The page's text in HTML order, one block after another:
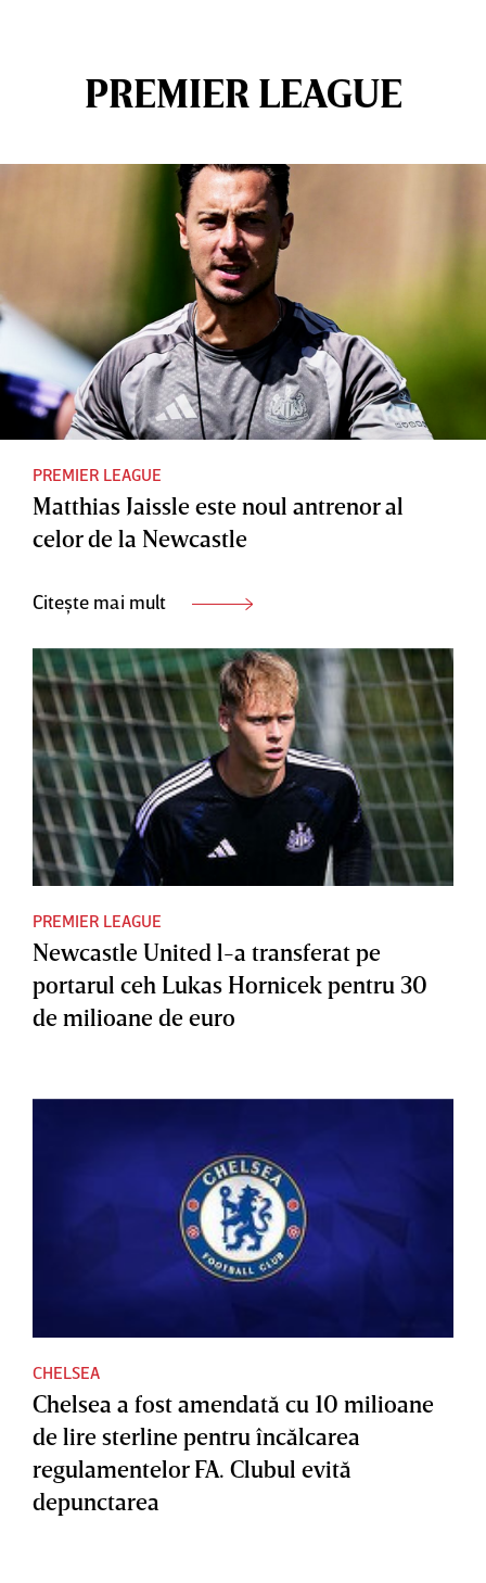
PREMIER LEAGUE
PREMIER LEAGUE
Matthias Jaissle este noul antrenor al
celor de la Newcastle
Citește mai mult
PREMIER LEAGUE
Newcastle United l-a transferat pe
portarul ceh Lukas Hornicek pentru 30
de milioane de euro
CHELSEA
Chelsea a fost amendată cu 10 milioane
de lire sterline pentru încălcarea
regulamentelor FA. Clubul evită
depunctarea